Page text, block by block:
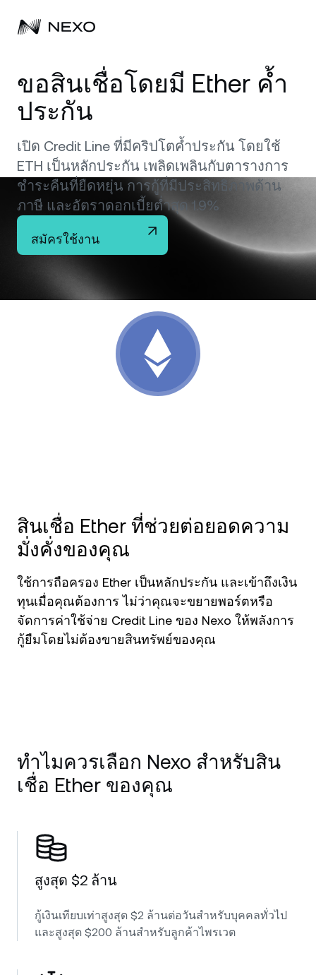
ซื้อสินทรัพย์
Flexible Savings
Fixed-term Savings
Dual Investment
Exchange
ธุรกิจ
บัญชีองค์กร
ไพรมโบรกเกอร์
White Label
Nexo Ventures
ตลาด
ตลาดเพิ่มขึ้น 0.14%ในช่วง 24 ชั่วโมงที่ผ่านมา
Bitcoin BTC
NEXO
Solana
EURC EURC
ดูสินทรัพย์ทั้งหมด
บริษัท
พันธมิตร
ข่าวสารและข้อมูลเชิงลึก
ขอสินเชื่อโดยมี Ether ค้ำ
ประกัน
เปิด Credit Line ที่มีคริปโตค้ำประกัน โดยใช้
ETH เป็นหลักประกัน เพลิดเพลินกับตารางการ
ชำระคืนที่ยืดหยุ่น การกู้ที่มีประสิทธิภาพด้าน
ภาษี และอัตราดอกเบี้ยต่ำสุด 1.9%
สมัครใช้งาน
สินเชื่อ Ether ที่ช่วยต่อยอดความ
มั่งคั่งของคุณ
ใช้การถือครอง Ether เป็นหลักประกัน และเข้าถึงเงิน
ทุนเมื่อคุณต้องการ ไม่ว่าคุณจะขยายพอร์ตหรือ
จัดการค่าใช้จ่าย Credit Line ของ Nexo ให้พลังการ
กู้ยืมโดยไม่ต้องขายสินทรัพย์ของคุณ
ทำไมควรเลือก Nexo สำหรับสิน
เชื่อ Ether ของคุณ
สูงสุด $2 ล้าน
กู้เงินเทียบเท่าสูงสุด $2 ล้านต่อวันสำหรับบุคคลทั่วไป
และสูงสุด $200 ล้านสำหรับลูกค้าไพรเวต